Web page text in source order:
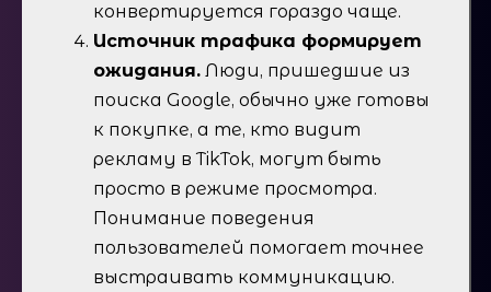
конвертируется гораздо чаще.
Источник трафика формирует
ожидания. Люди, пришедшие из
поиска Google, обычно уже готовы
к покупке, а те, кто видит
рекламу в TikTok, могут быть
просто в режиме просмотра.
Понимание поведения
пользователей помогает точнее
выстраивать коммуникацию.